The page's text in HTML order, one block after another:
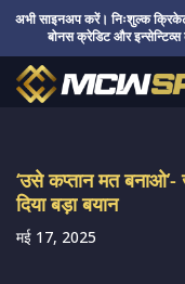
अभी साइनअप करें। निःशुल्क
बोनस क्रेडिट और इन्सेन्टिव्स
‘उसे कप्तान मत
दिया बड़ा बयान
मई 17, 2025